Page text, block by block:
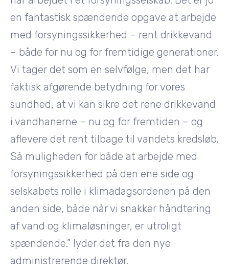
en fantastisk spændende opgave at arbejde
med forsyningssikkerhed – rent drikkevand
– både for nu og for fremtidige generationer.
Vi tager det som en selvfølge, men det har
faktisk afgørende betydning for vores
sundhed, at vi kan sikre det rene drikkevand
i vandhanerne – nu og for fremtiden – og
aflevere det rent tilbage til vandets kredsløb.
Så muligheden for både at arbejde med
forsyningssikkerhed på den ene side og
selskabets rolle i klimadagsordenen på den
anden side, både når vi snakker håndtering
af vand og klimaløsninger, er utroligt
spændende.” lyder det fra den nye
administrerende direktør.